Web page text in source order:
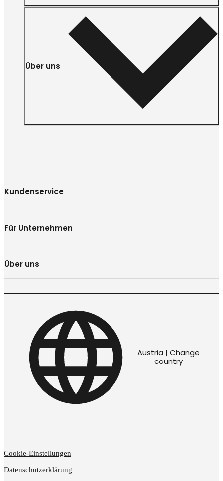
Über uns
Kundenservice
Für Unternehmen
Über uns
Austria | Change
country
Cookie-Einstellungen
Datenschutzerklärung